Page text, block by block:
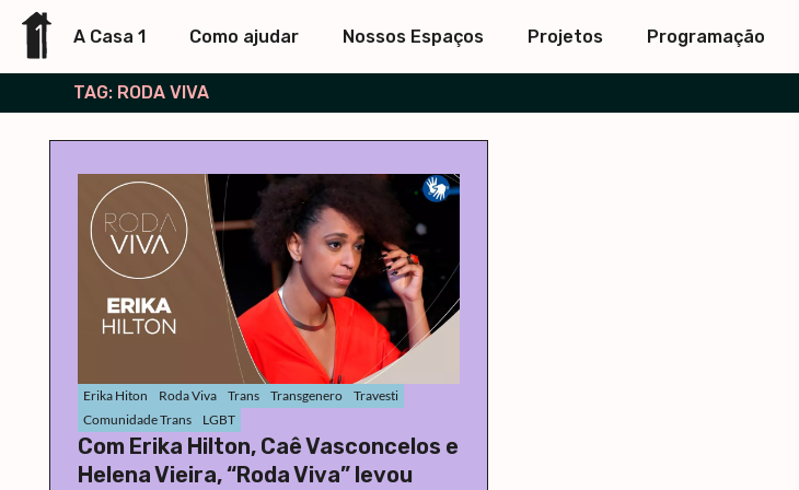
A Casa 1 Como ajudar Nossos Espaços Projetos Programação
TAG: RODA VIVA
Erika Hiton Roda Viva Trans Transgenero
Travesti
Comunidade Trans
LGBT
Com Erika Hilton, Caê Vasconcelos e
Helena Vieira, “Roda Viva” levou